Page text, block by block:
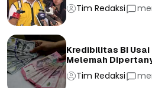
Tim Redaksi
Kredibilitas BI Usai
Melemah
Tim Redaksi